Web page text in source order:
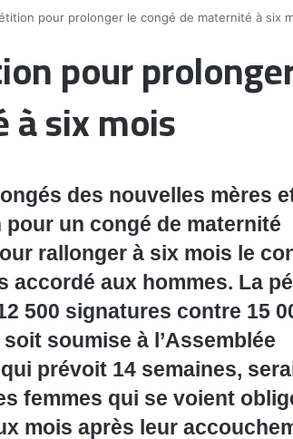
pour prolonger le congé de maternité à six
pour
six mois
des nouvelles mères
un congé de maternité
rallonger à six mois le
accordé aux hommes. La
500 signatures contre 15
soumise à l’Assemblée
prévoit 14 semaines,
femmes qui se voient
mois après leur